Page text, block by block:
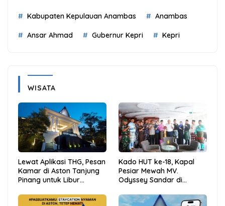
Kabupaten Kepulauan Anambas Anambas
Ansar Ahmad Gubernur Kepri Kepri
WISATA
Lewat Aplikasi THG, Pesan
Kamar di Aston Tanjung
Pinang untuk Libur
dan Hemat
Kado HUT ke-18, Kapal
Pesiar Mewah MV.
Odyssey Sandar di
Anambas Siap Mendunia